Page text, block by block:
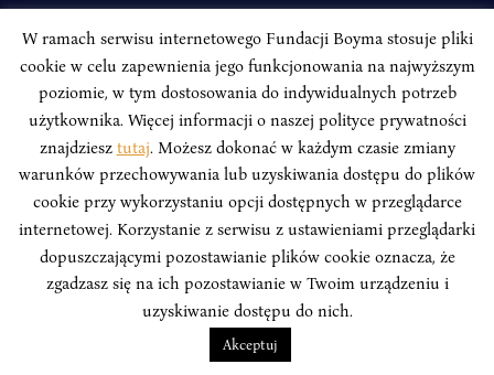
Odwiedź nas w mediach społecznościowych:
INSTYTUT BOYMA. WSZELKIE PRAWA ZASTRZEŻONE.
Polityka
Prywatności Serwisu Polityka Prywatności Fundacji
design Beata Świerczyńska , development Alan Głodek
W ramach serwisu internetowego Fundacji Boyma stosuje pliki
cookie w celu zapewnienia jego funkcjonowania na najwyższym
poziomie, w tym dostosowania do indywidualnych potrzeb
użytkownika. Więcej informacji o naszej polityce prywatności
znajdziesz tutaj. Możesz dokonać w każdym czasie zmiany
warunków przechowywania lub uzyskiwania dostępu do plików
cookie przy wykorzystaniu opcji dostępnych w przeglądarce
internetowej. Korzystanie z serwisu z ustawieniami przeglądarki
dopuszczającymi pozostawianie plików cookie oznacza, że
zgadzasz się na ich pozostawianie w Twoim urządzeniu i
uzyskiwanie dostępu do nich.
Akceptuj